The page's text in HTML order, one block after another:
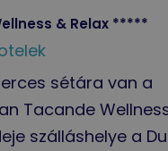
& Relax *****
sétára van a
Tacande
szálláshelye a